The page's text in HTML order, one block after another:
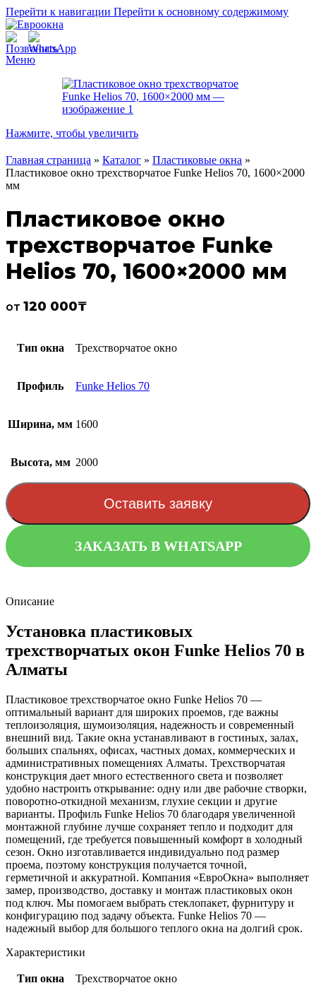
Перейти к навигации Перейти к основному содержимому
Меню
Нажмите, чтобы увеличить
Главная страница » Каталог » Пластиковые окна »
Пластиковое окно трехстворчатое Funke Helios 70, 1600×2000
мм
Пластиковое окно
трехстворчатое Funke
Helios 70, 1600×2000 мм
от 120 000₸
Тип окна Трехстворчатое окно
Профиль Funke Helios 70
Ширина, мм 1600
Высота, мм 2000
Оставить заявку
ЗАКАЗАТЬ В WHATSAPP
Описание
Установка пластиковых
трехстворчатых окон Funke Helios 70 в
Алматы
Пластиковое трехстворчатое окно Funke Helios 70 —
оптимальный вариант для широких проемов, где важны
теплоизоляция, шумоизоляция, надежность и современный
внешний вид. Такие окна устанавливают в гостиных, залах,
больших спальнях, офисах, частных домах, коммерческих и
административных помещениях Алматы. Трехстворчатая
конструкция дает много естественного света и позволяет
удобно настроить открывание: одну или две рабочие створки,
поворотно-откидной механизм, глухие секции и другие
варианты. Профиль Funke Helios 70 благодаря увеличенной
монтажной глубине лучше сохраняет тепло и подходит для
помещений, где требуется повышенный комфорт в холодный
сезон. Окно изготавливается индивидуально под размер
проема, поэтому конструкция получается точной,
герметичной и аккуратной. Компания «ЕвроОкна» выполняет
замер, производство, доставку и монтаж пластиковых окон
под ключ. Мы помогаем выбрать стеклопакет, фурнитуру и
конфигурацию под задачу объекта. Funke Helios 70 —
надежный выбор для большого теплого окна на долгий срок.
Характеристики
Тип окна Трехстворчатое окно